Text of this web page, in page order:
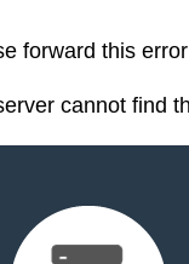
forward this
cannot find